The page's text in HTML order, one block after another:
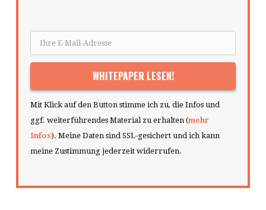
Mit Klick auf den Button stimme ich zu, die Infos und
ggf. weiterführendes Material zu erhalten (mehr
Infos). Meine Daten sind SSL-gesichert und ich kann
meine Zustimmung jederzeit widerrufen.